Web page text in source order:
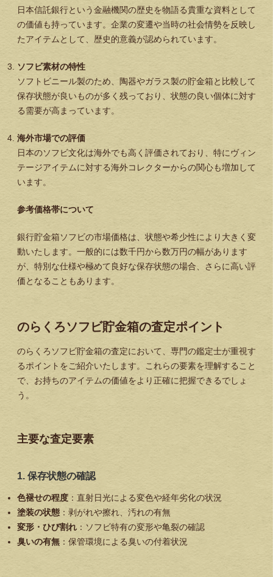
日本信託銀行という金融機関の歴史を物語る貴重な資料として
の価値も持っています。企業の変遷や当時の社会情勢を反映し
たアイテムとして、歴史的意義が認められています。
ソフビ素材の特性
ソフトビニール製のため、陶器やガラス製の貯金箱と比較して
保存状態が良いものが多く残っており、状態の良い個体に対す
る需要が高まっています。
海外市場での評価
日本のソフビ文化は海外でも高く評価されており、特にヴィン
テージアイテムに対する海外コレクターからの関心も増加して
います。
参考価格帯について
銀行貯金箱ソフビの市場価格は、状態や希少性により大きく変
動いたします。一般的には数千円から数万円の幅があります
が、特別な仕様や極めて良好な保存状態の場合、さらに高い評
価となることもあります。
のらくろソフビ貯金箱の査定ポイント
のらくろソフビ貯金箱の査定において、専門の鑑定士が重視す
るポイントをご紹介いたします。これらの要素を理解すること
で、お持ちのアイテムの価値をより正確に把握できるでしょ
う。
主要な査定要素
1. 保存状態の確認
色褪せの程度 ：直射日光による変色や経年劣化の状況
塗装の状態 ：剥がれや擦れ、汚れの有無
変形・ひび割れ ：ソフビ特有の変形や亀裂の確認
臭いの有無 ：保管環境による臭いの付着状況